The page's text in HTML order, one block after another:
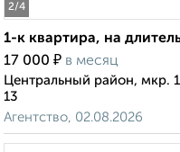
2/4
1-к квартира, на
17 000 ₽ в месяц
Центральный район, мкр.
13
Агентство, 02.08.2026